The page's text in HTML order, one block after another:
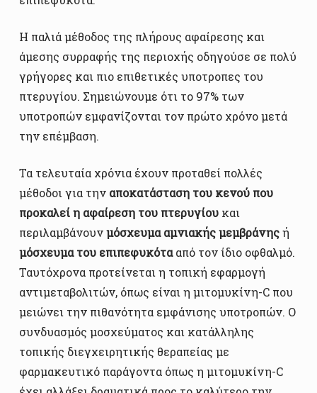
Η παλιά μέθοδος της πλήρους αφαίρεσης και
άμεσης συρραφής της περιοχής οδηγούσε σε πολύ
γρήγορες και πιο επιθετικές υποτροπες του
πτερυγίου. Σημειώνουμε ότι το 97% των
υποτροπών εμφανίζονται τον πρώτο χρόνο μετά
την επέμβαση.
Τα τελευταία χρόνια έχουν προταθεί πολλές
μέθοδοι για την αποκατάσταση του κενού που
προκαλεί η αφαίρεση του πτερυγίου και
περιλαμβάνουνμόσχευμα αμνιακής μεμβράνηςή
μόσχευμα του επιπεφυκότααπό τον ίδιο οφθαλμό.
Ταυτόχρονα προτείνεται η τοπική εφαρμογή
αντιμεταβολιτών, όπως είναι η μιτομυκίνη-C που
μειώνει την πιθανότητα εμφάνισης υποτροπών. Ο
συνδυασμός μοσχεύματος και κατάλληλης
τοπικής διεγχειρητικής θεραπείας με
φαρμακευτικό παράγοντα όπως η μιτομυκίνη-C